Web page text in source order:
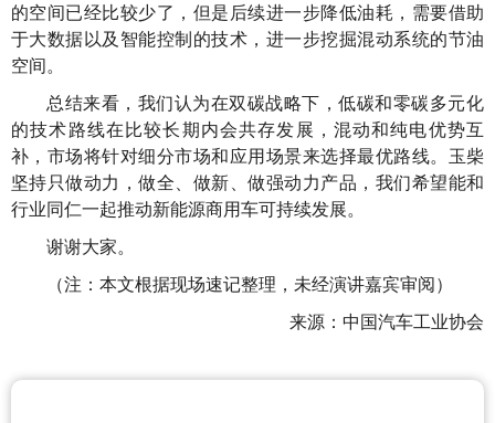
的空间已经比较少了，但是后续进一步降低油耗，需要借助
于大数据以及智能控制的技术，进一步挖掘混动系统的节油
空间。
总结来看，我们认为在双碳战略下，低碳和零碳多元化
的技术路线在比较长期内会共存发展，混动和纯电优势互
补，市场将针对细分市场和应用场景来选择最优路线。玉柴
坚持只做动力，做全、做新、做强动力产品，我们希望能和
行业同仁一起推动新能源商用车可持续发展。
谢谢大家。
（注：本文根据现场速记整理，未经演讲嘉宾审阅）
来源：中国汽车工业协会